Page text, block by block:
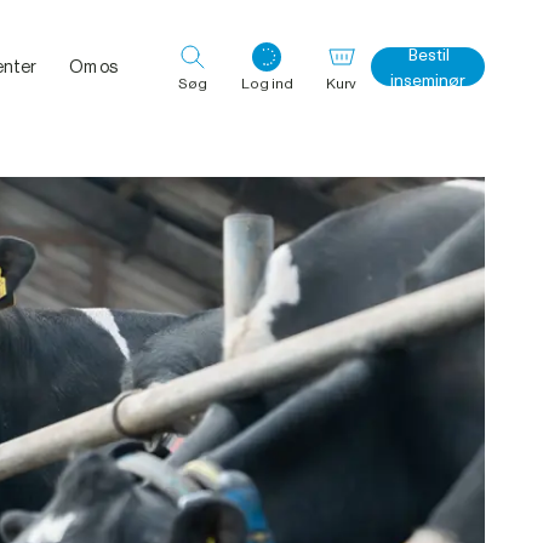
Om os
Søg Log ind
Log ind med det samme
Kurv
Bestil
inseminør